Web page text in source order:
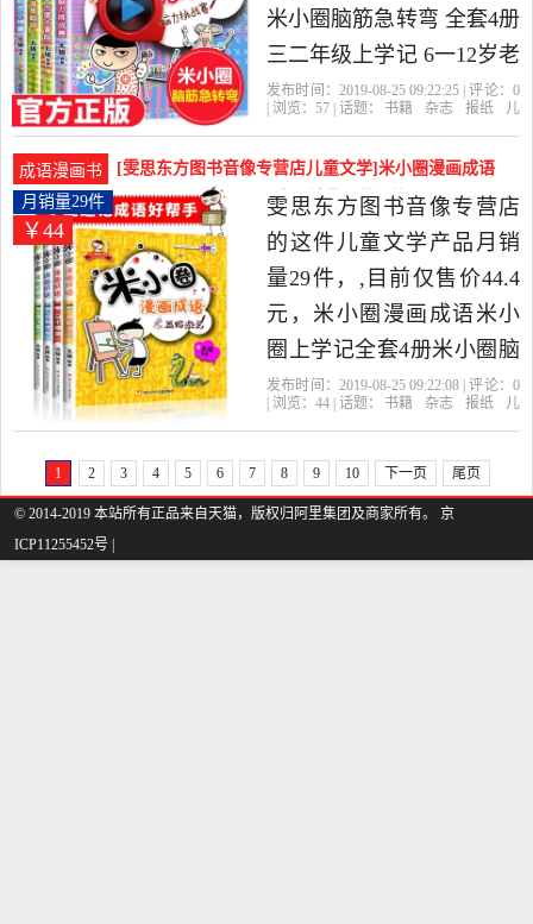
画书籍，由上海发货。
米小圈脑筋急转弯 全套4册
三二年级上学记 6一12岁老
师指定有答案一年级课外
语10岁孩子看的谜语书是
2019年文启图书专营店精
选书籍,杂志,报纸当中性价
比很高的儿童文学，由广
东 广州发货。
发布时间：2019-08-25 09:22:25 | 评论： 0
| 浏览： 57 | 话题： 书籍 杂志 报纸
儿
成语漫画书
[雯思东方图书音像专营店儿童文学]米小圈漫画成语
米小圈上学记全套4册米月销量29件仅售44.4元
￥44
月销量29件
雯思东方图书音像专营店
的这件儿童文学产品月销
量29件，,目前仅售价44.4
元，米小圈漫画成语米小
圈上学记全套4册米小圈脑
筋急转弯一二三四五六年
6-12周岁故事书益智儿童文
学读物是2019年雯思东方
图书音像专营店精选书籍,
杂志,报纸当中性价比很高
发布时间：2019-08-25 09:22:08 | 评论： 0
| 浏览： 44 | 话题： 书籍 杂志 报纸
儿
1 2 3 4 5 6 7 8 9 10 下一页 尾页
© 2014-2019 本站所有正品来自天猫，版权归阿里集团及商家所有。 京
ICP11255452号 |